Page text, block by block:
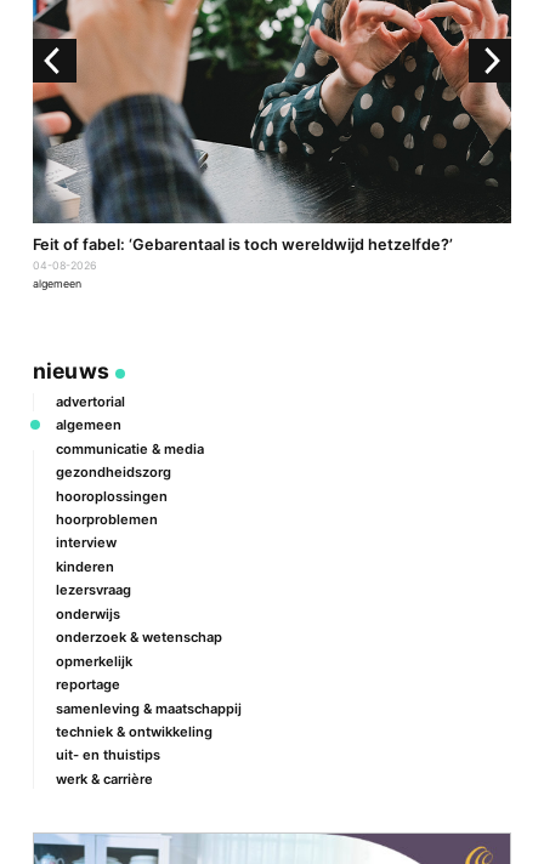
Feit of fabel: ‘Gebarentaal is toch wereldwijd hetzelfde?’
04-08-2026
algemeen
nieuws
advertorial
algemeen
communicatie & media
gezondheidszorg
hooroplossingen
hoorproblemen
interview
kinderen
lezersvraag
onderwijs
onderzoek & wetenschap
opmerkelijk
reportage
samenleving & maatschappij
techniek & ontwikkeling
uit- en thuistips
werk & carrière